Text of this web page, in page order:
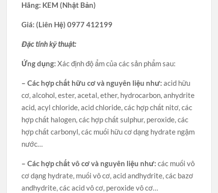
Hãng: KEM (Nhật Bản)
Giá: (Liên Hệ) 0977 412199
Đặc tính kỹ thuật:
Ứng dụng:Xác định độ ẩm của các sản phẩm sau:
– Các hợp chất hữu cơ và nguyên liệu như: acid hữu
cơ, alcohol, ester, acetal, ether, hydrocarbon, anhydrite
acid, acyl chloride, acid chloride, các hợp chất nitơ, các
hợp chất halogen, các hợp chất sulphur, peroxide, các
hợp chất carbonyl, các muối hữu cơ dạng hydrate ngậm
nước…
– Các hợp chất vô cơ và nguyên liệu như: các muối vô
cơ dạng hydrate, muối vô cơ, acid andhydrite, các bazơ
andhydrite, các acid vô cơ, peroxide vô cơ…